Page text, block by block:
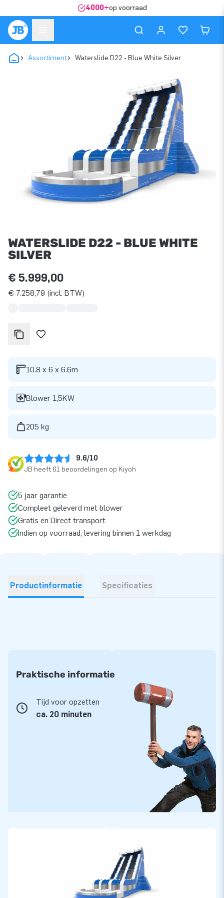
4000+op voorraad
Assortiment Waterslide D22 - Blue White Silver
WATERSLIDE D22 - BLUE WHITE
SILVER
€ 5.999,00
€ 7.258,79 (incl. BTW)
10.8 x 6 x 6.6m
Blower 1,5KW
205 kg
9.6/10
JB heeft 61 beoordelingen op Kiyoh
5 jaar garantie
Compleet geleverd met blower
Gratis en Direct transport
Indien op voorraad, levering binnen 1 werkdag
Productinformatie Specificaties
Praktische informatie
Tijd voor opzetten
ca. 20 minuten